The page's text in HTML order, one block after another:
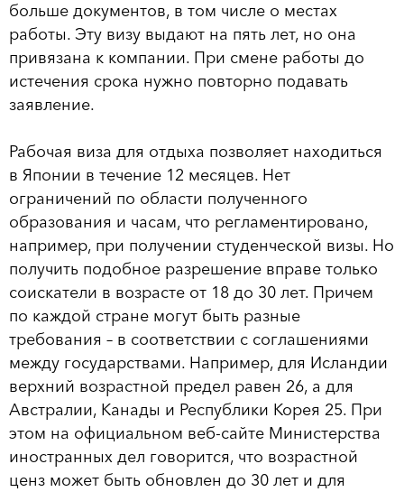
больше документов, в том числе о местах
работы. Эту визу выдают на пять лет, но она
привязана к компании. При смене работы до
истечения срока нужно повторно подавать
заявление.
Рабочая виза для отдыха позволяет находиться
в Японии в течение 12 месяцев. Нет
ограничений по области полученного
образования и часам, что регламентировано,
например, при получении студенческой визы. Но
получить подобное разрешение вправе только
соискатели в возрасте от 18 до 30 лет. Причем
по каждой стране могут быть разные
требования – в соответствии с соглашениями
между государствами. Например, для Исландии
верхний возрастной предел равен 26, а для
Австралии, Канады и Республики Корея 25. При
этом на официальном веб-сайте Министерства
иностранных дел говорится, что возрастной
ценз может быть обновлен до 30 лет и для